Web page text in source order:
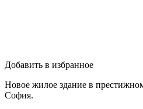
Добавить в избранное
Новое жилое здание в
София.